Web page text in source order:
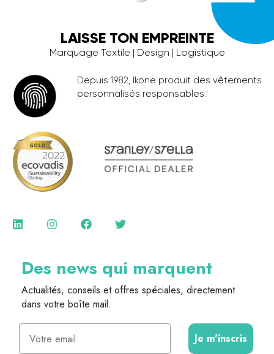
LAISSE TON EMPREINTE
Marquage Textile | Design | Logistique
Depuis 1982, Ikone produit des vêtements
personnalisés responsables.
Des news qui marquent
Actualités, conseils et offres spéciales, directement
dans votre boîte mail.
Email
Je m'inscris